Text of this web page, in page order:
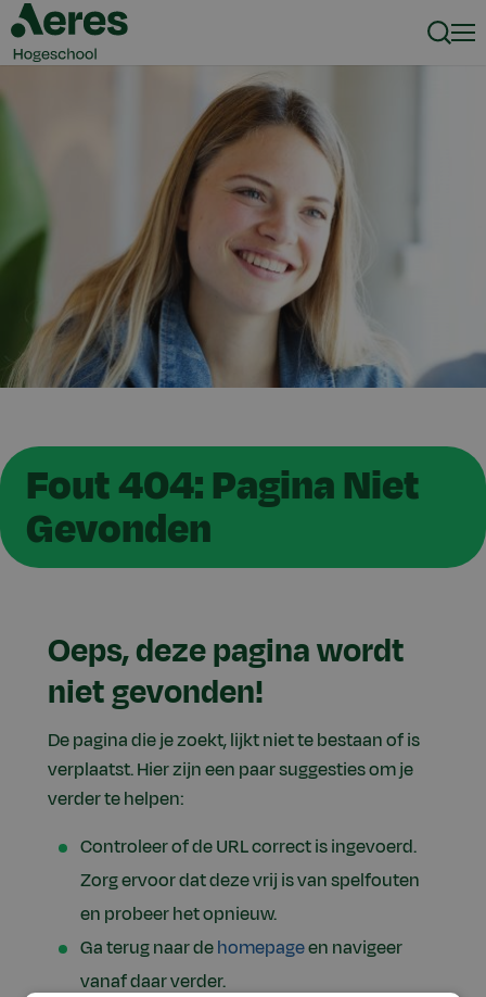
Fout 404: Pagina Niet
Gevonden
Oeps, deze pagina wordt
niet gevonden!
De pagina die je zoekt, lijkt niet te bestaan of is
verplaatst. Hier zijn een paar suggesties om je
verder te helpen:
Controleer of de URL correct is ingevoerd.
Zorg ervoor dat deze vrij is van spelfouten
en probeer het opnieuw.
Ga terug naar dehomepageen navigeer
vanaf daar verder.